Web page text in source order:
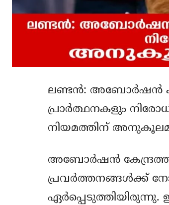
ലണ്ടന്‍: അബോര്‍ഷന്‍
പ്രാര്‍ത്ഥനകളും
നിയമത്തിന്
അബോര്‍ഷന്‍
പ്രവര്‍ത്തനങ്ങള്‍ക്ക്